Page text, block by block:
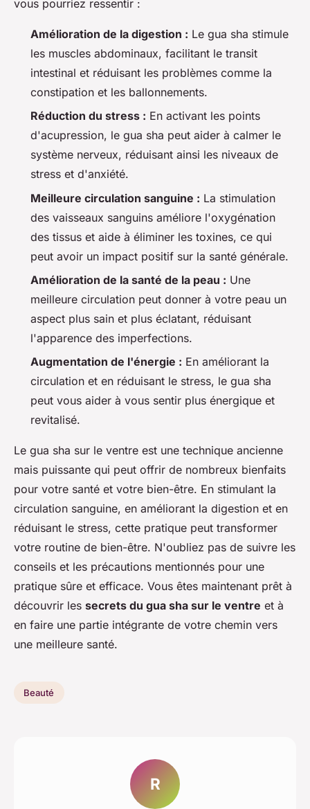
vous pourriez ressentir :
Amélioration de la digestion : Le gua sha stimule
les muscles abdominaux, facilitant le transit
intestinal et réduisant les problèmes comme la
constipation et les ballonnements.
Réduction du stress : En activant les points
d'acupression, le gua sha peut aider à calmer le
système nerveux, réduisant ainsi les niveaux de
stress et d'anxiété.
Meilleure circulation sanguine : La stimulation
des vaisseaux sanguins améliore l'oxygénation
des tissus et aide à éliminer les toxines, ce qui
peut avoir un impact positif sur la santé générale.
Amélioration de la santé de la peau : Une
meilleure circulation peut donner à votre peau un
aspect plus sain et plus éclatant, réduisant
l'apparence des imperfections.
Augmentation de l'énergie : En améliorant la
circulation et en réduisant le stress, le gua sha
peut vous aider à vous sentir plus énergique et
revitalisé.
Le gua sha sur le ventre est une technique ancienne
mais puissante qui peut offrir de nombreux bienfaits
pour votre santé et votre bien-être. En stimulant la
circulation sanguine, en améliorant la digestion et en
réduisant le stress, cette pratique peut transformer
votre routine de bien-être. N'oubliez pas de suivre les
conseils et les précautions mentionnés pour une
pratique sûre et efficace. Vous êtes maintenant prêt à
découvrir les secrets du gua sha sur le ventre et à
en faire une partie intégrante de votre chemin vers
une meilleure santé.
Beauté
R